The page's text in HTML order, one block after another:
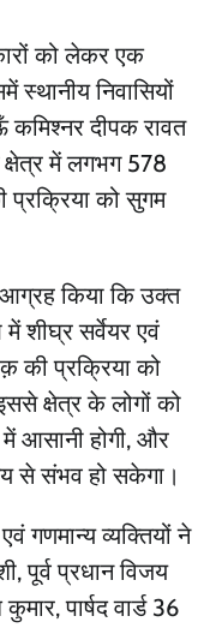
को लेकर एक
निवासियों
कमिश्नर दीपक रावत
क्षेत्र में लगभग 578
प्रक्रिया को सुगम
किया कि उक्त
शीघ्र सर्वेयर एवं
की प्रक्रिया को
क्षेत्र के लोगों को
आसानी होगी, और
से संभव हो सकेगा।
गणमान्य व्यक्तियों ने
पूर्व प्रधान विजय
पार्षद वार्ड 36